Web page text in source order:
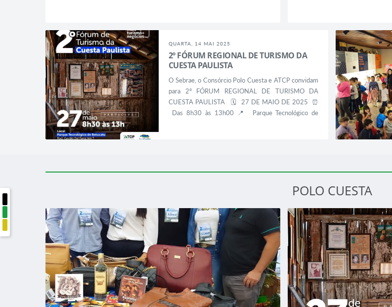
POLO CUESTA
COMTUR - CONSELHO MUNICIPAL DE TURISMO
moradores de todas as idades. A...
QUARTA, 14 MAI 2025
2º FÓRUM REGIONAL DE TURISMO DA
CUESTA PAULISTA
O Sebrae, o Consórcio Polo Cuesta e ATCP convidam
para 2º FÓRUM REGIONAL DE TURISMO DA
CUESTA PAULISTA 🗓 27 DE MAIO DE 2025 ⏰
Das 8h30 às 13h00 📍 Parque Tecnológico de
POLO CUESTA